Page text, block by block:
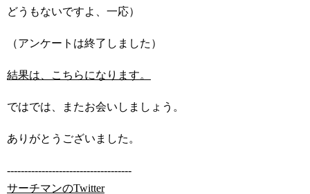
どうもないですよ、一応）
（アンケートは終了しました）
結果は、こちらになります。
ではでは、またお会いしましょう。
ありがとうございました。
------------------------------------
サーチマンのTwitter